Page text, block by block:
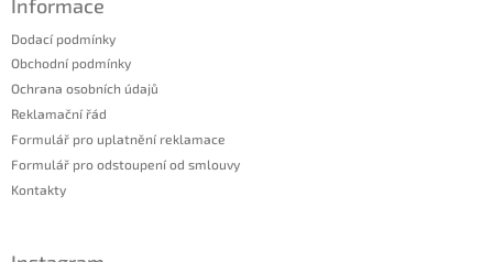
Informace
Dodací podmínky
Obchodní podmínky
Ochrana osobních údajů
Reklamační řád
Formulář pro uplatnění reklamace
Formulář pro odstoupení od smlouvy
Kontakty